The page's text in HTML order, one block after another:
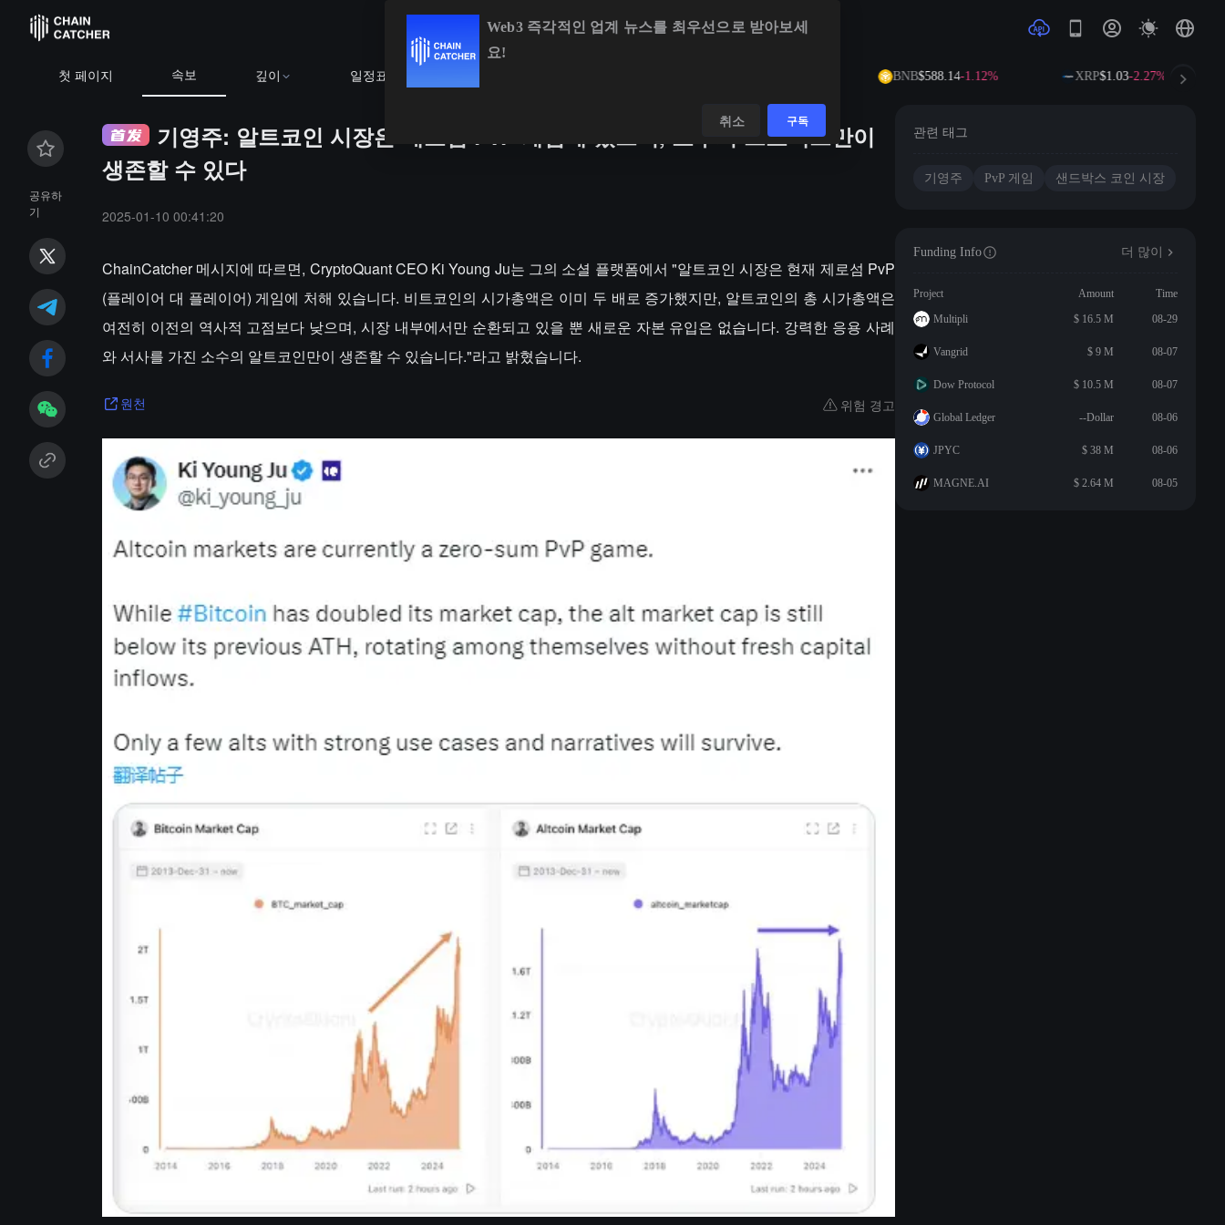
첫 페이지 속보 깊이 일정표 BNB$588.14-1.12% XRP$1.03-2.27%
공유하
기
기영주: 알트코인 시장은 제로섬 PvP 게임에 있으며, 소수의 프로젝트만이
생존할 수 있다
2025-01-10 00:41:20
ChainCatcher 메시지에 따르면, CryptoQuant CEO Ki Young Ju는 그의 소셜 플랫폼에서 "알트코인 시장은 현재 제로섬 PvP
(플레이어 대 플레이어) 게임에 처해 있습니다. 비트코인의 시가총액은 이미 두 배로 증가했지만, 알트코인의 총 시가총액은
여전히 이전의 역사적 고점보다 낮으며, 시장 내부에서만 순환되고 있을 뿐 새로운 자본 유입은 없습니다. 강력한 응용 사례
와 서사를 가진 소수의 알트코인만이 생존할 수 있습니다."라고 밝혔습니다.
원천 위험 경고
관련 태그
기영주 PvP 게임 샌드박스 코인 시장
Funding Info 더 많이
Project Amount
Time
Multipli
$ 16.5 M 08-29
Vangrid $ 9 M 08-07
Dow Protocol $ 10.5 M 08-07
Global Ledger --Dollar 08-06
JPYC $ 38 M 08-06
MAGNE.AI $ 2.64 M 08-05
Web3 즉각적인 업계 뉴스를 최우선으로 받아보세
요!
취소 구독